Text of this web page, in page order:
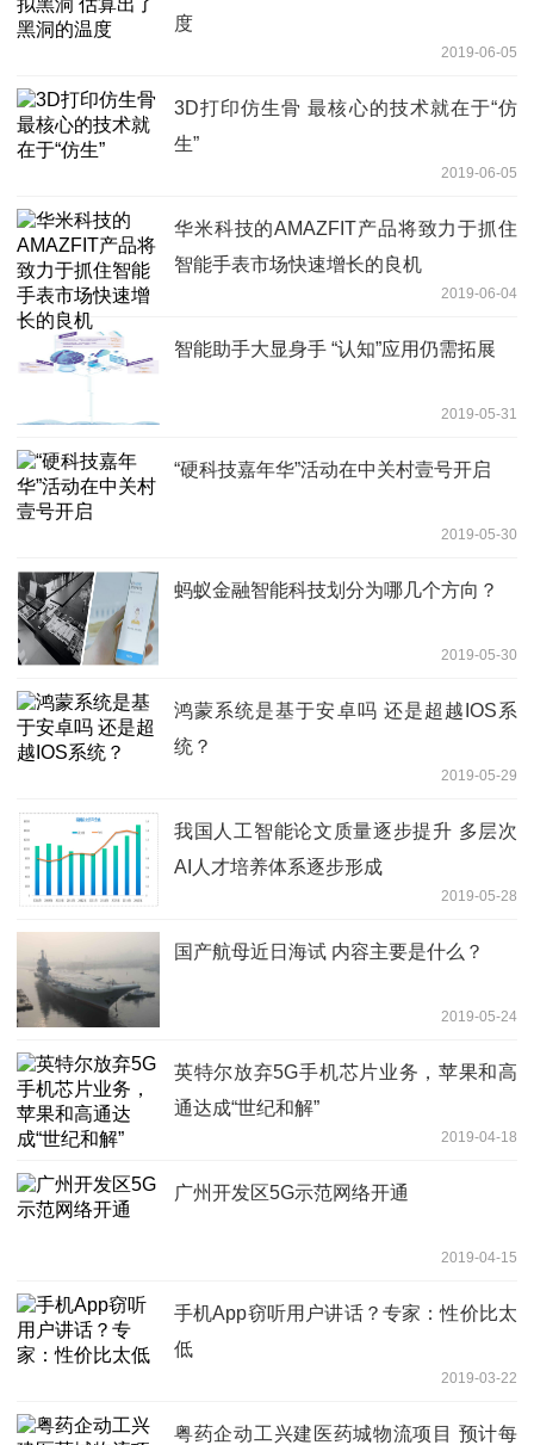
度
2019-06-05
3D打印仿生骨 最核心的技术就在于“仿
生”
2019-06-05
华米科技的AMAZFIT产品将致力于抓住
智能手表市场快速增长的良机
2019-06-04
智能助手大显身手 “认知”应用仍需拓展
2019-05-31
“硬科技嘉年华”活动在中关村壹号开启
2019-05-30
蚂蚁金融智能科技划分为哪几个方向？
2019-05-30
鸿蒙系统是基于安卓吗 还是超越IOS系
统？
2019-05-29
我国人工智能论文质量逐步提升 多层次
AI人才培养体系逐步形成
2019-05-28
国产航母近日海试 内容主要是什么？
2019-05-24
英特尔放弃5G手机芯片业务，苹果和高
通达成“世纪和解”
2019-04-18
广州开发区5G示范网络开通
2019-04-15
手机App窃听用户讲话？专家：性价比太
低
2019-03-22
粤药企动工兴建医药城物流项目 预计每